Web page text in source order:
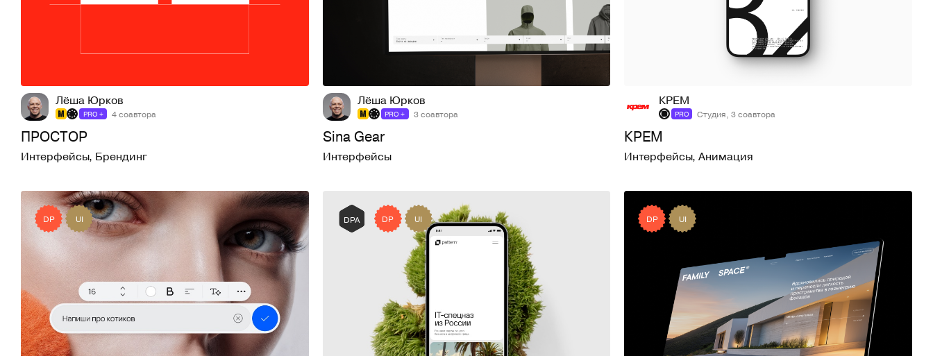
Лёша Юрков
PRO + 4 соавтора
ПРОСТОР
Интерфейсы, Брендинг
Лёша Юрков
PRO + 3 соавтора
Sina Gear
Интерфейсы
КРЕМ
PRO Студия, 3 соавтора
КРЕМ
Интерфейсы,Анимация
DP UI DPA DP UI DP UI